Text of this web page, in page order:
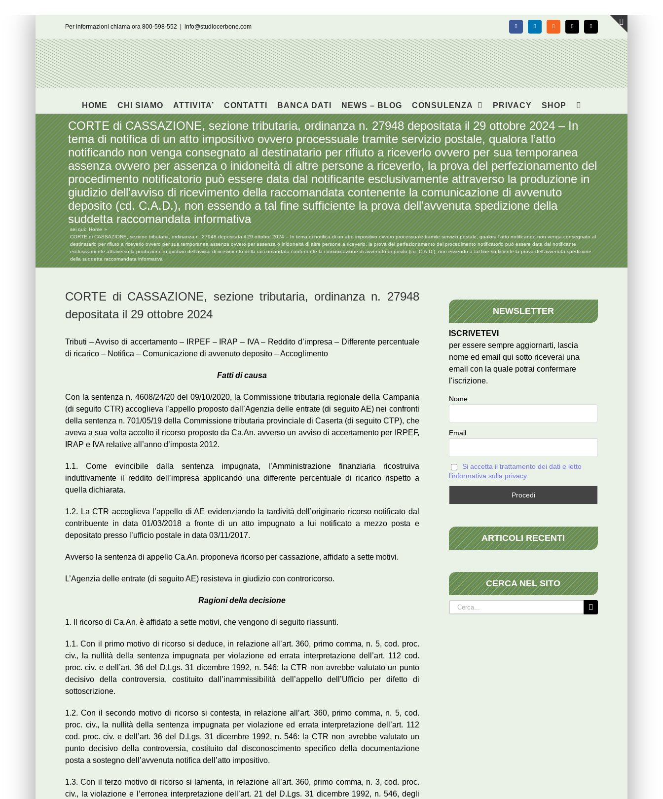
Per informazioni chiama ora 800-598-552 info@studiocerbone.com FacebookLinkedIn Rss X Email
HOME CHI SIAMO ATTIVITA’ CONTATTI BANCA DATI NEWS – BLOG CONSULENZA PRIVACY SHOP
CORTE di CASSAZIONE, sezione tributaria, ordinanza n. 27948 depositata il 29 ottobre 2024 – In
tema di notifica di un atto impositivo ovvero processuale tramite servizio postale, qualora l’atto
notificando non venga consegnato al destinatario per rifiuto a riceverlo ovvero per sua temporanea
assenza ovvero per assenza o inidoneità di altre persone a riceverlo, la prova del perfezionamento del
procedimento notificatorio può essere data dal notificante esclusivamente attraverso la produzione in
giudizio dell’avviso di ricevimento della raccomandata contenente la comunicazione di avvenuto
deposito (cd. C.A.D.), non essendo a tal fine sufficiente la prova dell’avvenuta spedizione della
suddetta raccomandata informativa
sei qui: Home
CORTE di CASSAZIONE, sezione tributaria, ordinanza n. 27948 depositata il 29 ottobre 2024 – In tema di notifica di un atto impositivo ovvero processuale tramite servizio postale, qualora l’atto notificando non venga consegnato al
destinatario per rifiuto a riceverlo ovvero per sua temporanea assenza ovvero per assenza o inidoneità di altre persone a riceverlo, la prova del perfezionamento del procedimento notificatorio può essere data dal notificante
esclusivamente attraverso la produzione in giudizio dell’avviso di ricevimento della raccomandata contenente la comunicazione di avvenuto deposito (cd. C.A.D.), non essendo a tal fine sufficiente la prova dell’avvenuta spedizione
della suddetta raccomandata informativa
CORTE di CASSAZIONE, sezione tributaria, ordinanza n. 27948
depositata il 29 ottobre 2024
Tributi – Avviso di accertamento – IRPEF – IRAP – IVA – Reddito d’impresa – Differente percentuale
di ricarico – Notifica – Comunicazione di avvenuto deposito – Accoglimento
Fatti di causa
Con la sentenza n. 4608/24/20 del 09/10/2020, la Commissione tributaria regionale della Campania
(di seguito CTR) accoglieva l’appello proposto dall’Agenzia delle entrate (di seguito AE) nei confronti
della sentenza n. 701/05/19 della Commissione tributaria provinciale di Caserta (di seguito CTP), che
aveva a sua volta accolto il ricorso proposto da Ca.An. avverso un avviso di accertamento per IRPEF,
IRAP e IVA relative all’anno d’imposta 2012.
1.1. Come evincibile dalla sentenza impugnata, l’Amministrazione finanziaria ricostruiva
induttivamente il reddito dell’impresa applicando una differente percentuale di ricarico rispetto a
quella dichiarata.
1.2. La CTR accoglieva l’appello di AE evidenziando la tardività dell’originario ricorso notificato dal
contribuente in data 01/03/2018 a fronte di un atto impugnato a lui notificato a mezzo posta e
depositato presso l’ufficio postale in data 03/11/2017.
Avverso la sentenza di appello Ca.An. proponeva ricorso per cassazione, affidato a sette motivi.
L’Agenzia delle entrate (di seguito AE) resisteva in giudizio con controricorso.
Ragioni della decisione
1. Il ricorso di Ca.An. è affidato a sette motivi, che vengono di seguito riassunti.
1.1. Con il primo motivo di ricorso si deduce, in relazione all’art. 360, primo comma, n. 5, cod. proc.
civ., la nullità della sentenza impugnata per violazione ed errata interpretazione dell’art. 112 cod.
proc. civ. e dell’art. 36 del D.Lgs. 31 dicembre 1992, n. 546: la CTR non avrebbe valutato un punto
decisivo della controversia, costituito dall’inammissibilità dell’appello dell’Ufficio per difetto di
sottoscrizione.
1.2. Con il secondo motivo di ricorso si contesta, in relazione all’art. 360, primo comma, n. 5, cod.
proc. civ., la nullità della sentenza impugnata per violazione ed errata interpretazione dell’art. 112
cod. proc. civ. e dell’art. 36 del D.Lgs. 31 dicembre 1992, n. 546: la CTR non avrebbe valutato un
punto decisivo della controversia, costituito dal disconoscimento specifico della documentazione
posta a sostegno dell’avvenuta notifica dell’atto impositivo.
1.3. Con il terzo motivo di ricorso si lamenta, in relazione all’art. 360, primo comma, n. 3, cod. proc.
civ., la violazione e l’erronea interpretazione dell’art. 21 del D.Lgs. 31 dicembre 1992, n. 546, degli
NEWSLETTER
ISCRIVETEVI
per essere sempre aggiornarti, lascia
nome ed email qui sotto riceverai una
email con la quale potrai confermare
l'iscrizione.
Nome
Email
Si accetta il trattamento dei dati e letto
l'informativa sulla privacy.
ARTICOLI RECENTI
CERCA NEL SITO
Cerca
per:
Toggle
area
barra
scorrevole